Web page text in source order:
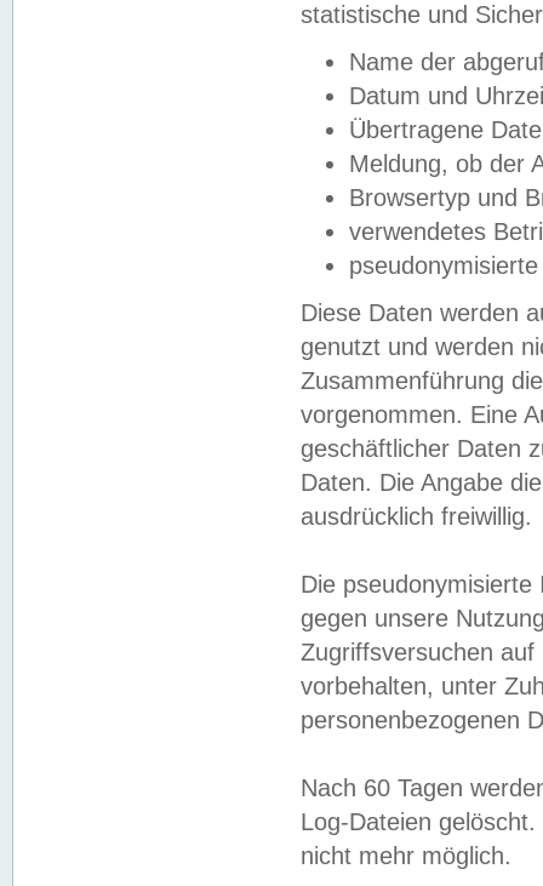
statistische und
Name der
Datum und
Übertragene
Meldung, ob der
Browsertyp und
verwendetes
Diese Daten werden
genutzt und werden
Zusammenführung
vorgenommen. Eine
geschäftlicher Daten
Daten. Die Angabe
ausdrücklich freiwillig.
Die
gegen unsere
Zugriffsversuchen
vorbehalten, unter
personenbezogenen
Nach 60 Tagen
Log-Dateien
nicht mehr möglich.